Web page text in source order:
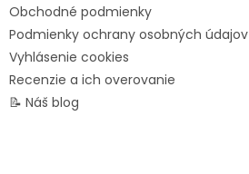
Obchodné podmienky
Podmienky ochrany osobných údajov
Vyhlásenie cookies
Recenzie a ich overovanie
📝 Náš blog